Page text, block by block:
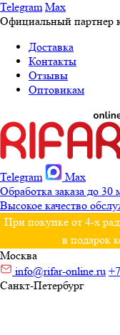
Telegram Max
Официальный
Доставка
Контакты
Отзывы
Оптовикам
Telegram
Max
Обработка заказа до 30
Высокое качество
При покупке от 4-х
в подарок
Москва
info@rifar-online.ru
Санкт-Петербург